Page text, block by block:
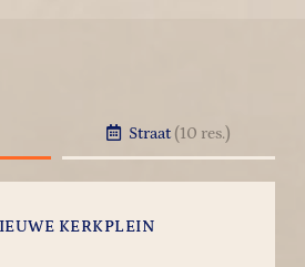
Straat (10 res.)
KERKPLEIN